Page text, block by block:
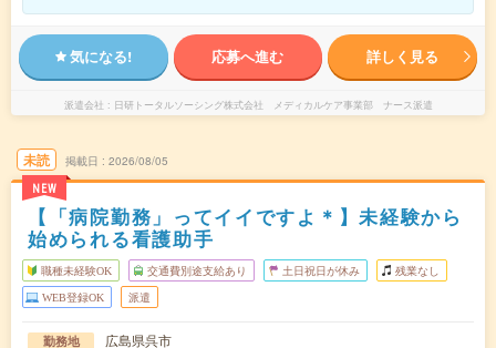
気になる! 応募へ進む 詳しく見る
派遣会社 日研トータルソーシング株式会社 メディカルケア事業部 ナース派遣
未読
NEW
掲載日 2026/08/05
【「病院勤務」ってイイですよ＊】未経験から
始められる看護助手
職種未経験OK 交通費別途支給あり 土日祝日が休み 残業なし
WEB登録OK 派遣
勤務地
広島県呉市